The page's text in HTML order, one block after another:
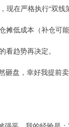
在严格执行“双线
低成本（补仓可
趋势再决定。
砸盘，幸好我提前